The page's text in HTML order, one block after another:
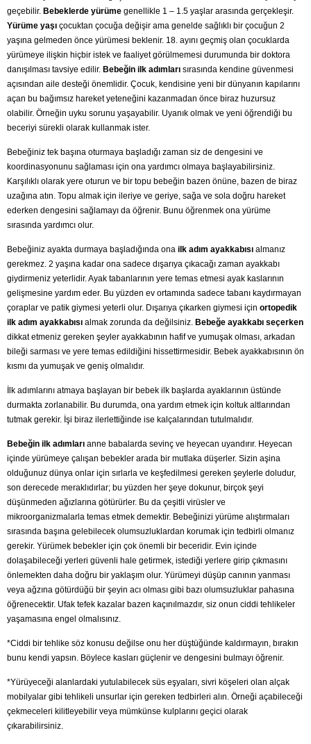
geçebilir. Bebeklerde yürüme genellikle 1 – 1.5 yaşlar arasında gerçekleşir.
Yürüme yaşı çocuktan çocuğa değişir ama genelde sağlıklı bir çocuğun 2
yaşına gelmeden önce yürümesi beklenir. 18. ayını geçmiş olan çocuklarda
yürümeye ilişkin hiçbir istek ve faaliyet görülmemesi durumunda bir doktora
danışılması tavsiye edilir. Bebeğin ilk adımları sırasında kendine güvenmesi
açısından aile desteği önemlidir. Çocuk, kendisine yeni bir dünyanın kapılarını
açan bu bağımsız hareket yeteneğini kazanmadan önce biraz huzursuz
olabilir. Örneğin uyku sorunu yaşayabilir. Uyanık olmak ve yeni öğrendiği bu
beceriyi sürekli olarak kullanmak ister.
Bebeğiniz tek başına oturmaya başladığı zaman siz de dengesini ve
koordinasyonunu sağlaması için ona yardımcı olmaya başlayabilirsiniz.
Karşılıklı olarak yere oturun ve bir topu bebeğin bazen önüne, bazen de biraz
uzağına atın. Topu almak için ileriye ve geriye, sağa ve sola doğru hareket
ederken dengesini sağlamayı da öğrenir. Bunu öğrenmek ona yürüme
sırasında yardımcı olur.
Bebeğiniz ayakta durmaya başladığında ona ilk adım ayakkabısı almanız
gerekmez. 2 yaşına kadar ona sadece dışarıya çıkacağı zaman ayakkabı
giydirmeniz yeterlidir. Ayak tabanlarının yere temas etmesi ayak kaslarının
gelişmesine yardım eder. Bu yüzden ev ortamında sadece tabanı kaydırmayan
çoraplar ve patik giymesi yeterli olur. Dışarıya çıkarken giymesi için ortopedik
ilk adım ayakkabısı almak zorunda da değilsiniz. Bebeğe ayakkabı seçerken
dikkat etmeniz gereken şeyler ayakkabının hafif ve yumuşak olması, arkadan
bileği sarması ve yere temas edildiğini hissettirmesidir. Bebek ayakkabısının ön
kısmı da yumuşak ve geniş olmalıdır.
İlk adımlarını atmaya başlayan bir bebek ilk başlarda ayaklarının üstünde
durmakta zorlanabilir. Bu durumda, ona yardım etmek için koltuk altlarından
tutmak gerekir. İşi biraz ilerlettiğinde ise kalçalarından tutulmalıdır.
Bebeğin ilk adımları anne babalarda sevinç ve heyecan uyandırır. Heyecan
içinde yürümeye çalışan bebekler arada bir mutlaka düşerler. Sizin aşina
olduğunuz dünya onlar için sırlarla ve keşfedilmesi gereken şeylerle doludur,
son derecede meraklıdırlar; bu yüzden her şeye dokunur, birçok şeyi
düşünmeden ağızlarına götürürler. Bu da çeşitli virüsler ve
mikroorganizmalarla temas etmek demektir. Bebeğinizi yürüme alıştırmaları
sırasında başına gelebilecek olumsuzluklardan korumak için tedbirli olmanız
gerekir. Yürümek bebekler için çok önemli bir beceridir. Evin içinde
dolaşabileceği yerleri güvenli hale getirmek, istediği yerlere girip çıkmasını
önlemekten daha doğru bir yaklaşım olur. Yürümeyi düşüp canının yanması
veya ağzına götürdüğü bir şeyin acı olması gibi bazı olumsuzluklar pahasına
öğrenecektir. Ufak tefek kazalar bazen kaçınılmazdır, siz onun ciddi tehlikeler
yaşamasına engel olmalısınız.
*Ciddi bir tehlike söz konusu değilse onu her düştüğünde kaldırmayın, bırakın
bunu kendi yapsın. Böylece kasları güçlenir ve dengesini bulmayı öğrenir.
*Yürüyeceği alanlardaki yutulabilecek süs eşyaları, sivri köşeleri olan alçak
mobilyalar gibi tehlikeli unsurlar için gereken tedbirleri alın. Örneği açabileceği
çekmeceleri kilitleyebilir veya mümkünse kulplarını geçici olarak
çıkarabilirsiniz.